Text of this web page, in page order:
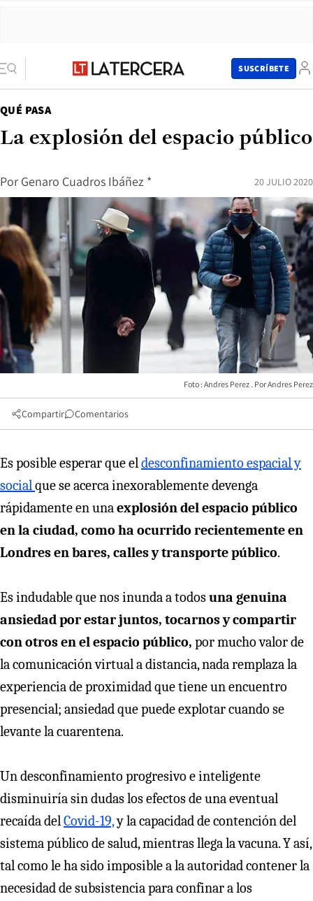
SUSCRÍBETE
QUÉ PASA
La explosión del espacio público
Por Genaro Cuadros Ibáñez * 20 JULIO 2020
Foto : Andres Perez Andres Perez
Compartir Comentarios
Es posible esperar que eldesconfinamiento espacial y
socialque se acerca inexorablemente devenga
rápidamente en unaexplosión del espacio público
en la ciudad, como ha ocurrido recientemente en
Londres en bares, calles y transporte público.
Es indudable que nos inunda a todosuna genuina
ansiedad por estar juntos, tocarnos y compartir
con otros en el espacio público, por mucho valor de
la comunicación virtual a distancia, nada remplaza la
experiencia de proximidad que tiene un encuentro
presencial; ansiedad que puede explotar cuando se
levante la cuarentena.
Un desconfinamiento progresivo e inteligente
disminuiría sin dudas los efectos de una eventual
recaída delCovid-19,y la capacidad de contención del
sistema público de salud, mientras llega la vacuna. Y así,
tal como le ha sido imposible a la autoridad contener la
necesidad de subsistencia para confinar a los